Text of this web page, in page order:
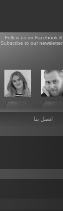
Follow us on Facebook &
Subscribe to our newsletter
اتصل بنا